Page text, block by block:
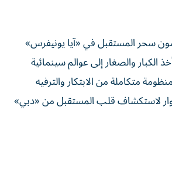
الكبار والصغار إلى عوالم سينمائية
متكاملة من الابتكار والترفيه
لاستكشاف قلب المستقبل من «دبي»